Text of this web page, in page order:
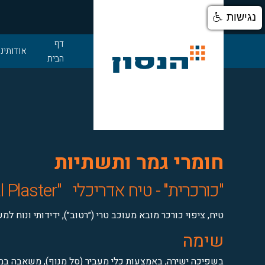
דף
הבית
חומרי גמר ותשתיות
"כורכרית" - טיח אדריכלי "Kurkarit" - Architectural Plaster
טיח, ציפוי כורכר מובא מעוכב טרי (״רטוב״), ידידותי ונוח
שימה
בשפיכה ישירה, באמצעות כלי מעביר (סל מנוף), משאבה
נגישות